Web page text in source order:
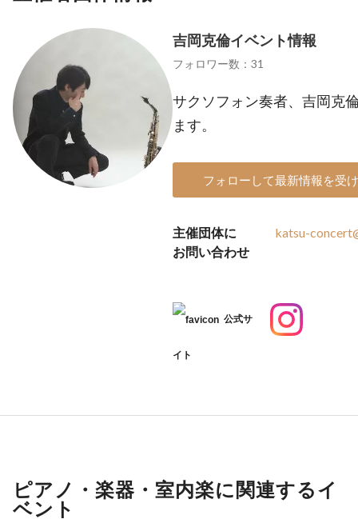
吉岡克倫イベント情報
フォロワー数：31
サクソフォン奏者、吉岡克
ます。
フォローして最新情報を受
主催団体に
お問い合わせ
katsu-
公式サ
イト
ピアノ・楽器・室内楽に関連するイ
ベント